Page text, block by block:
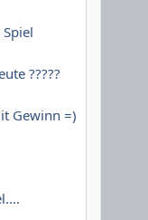
?????
Gewinn =)